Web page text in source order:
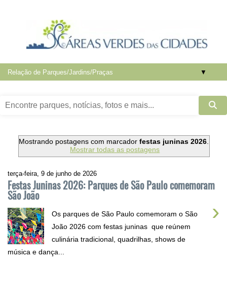
▼
Mostrando postagens com marcador festas juninas 2026.
Mostrar todas as postagens
terça-feira, 9 de junho de 2026
Festas Juninas 2026: Parques de São Paulo comemoram
São João
›
Os parques de São Paulo comemoram o São
João 2026 com festas juninas que reúnem
culinária tradicional, quadrilhas, shows de
música e dança...